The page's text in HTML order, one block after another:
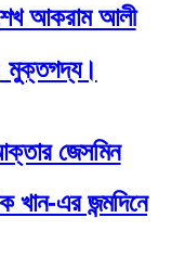
আকরাম আলী
মুক্তগদ্য।
জেসমিন
এর জন্মদিনে